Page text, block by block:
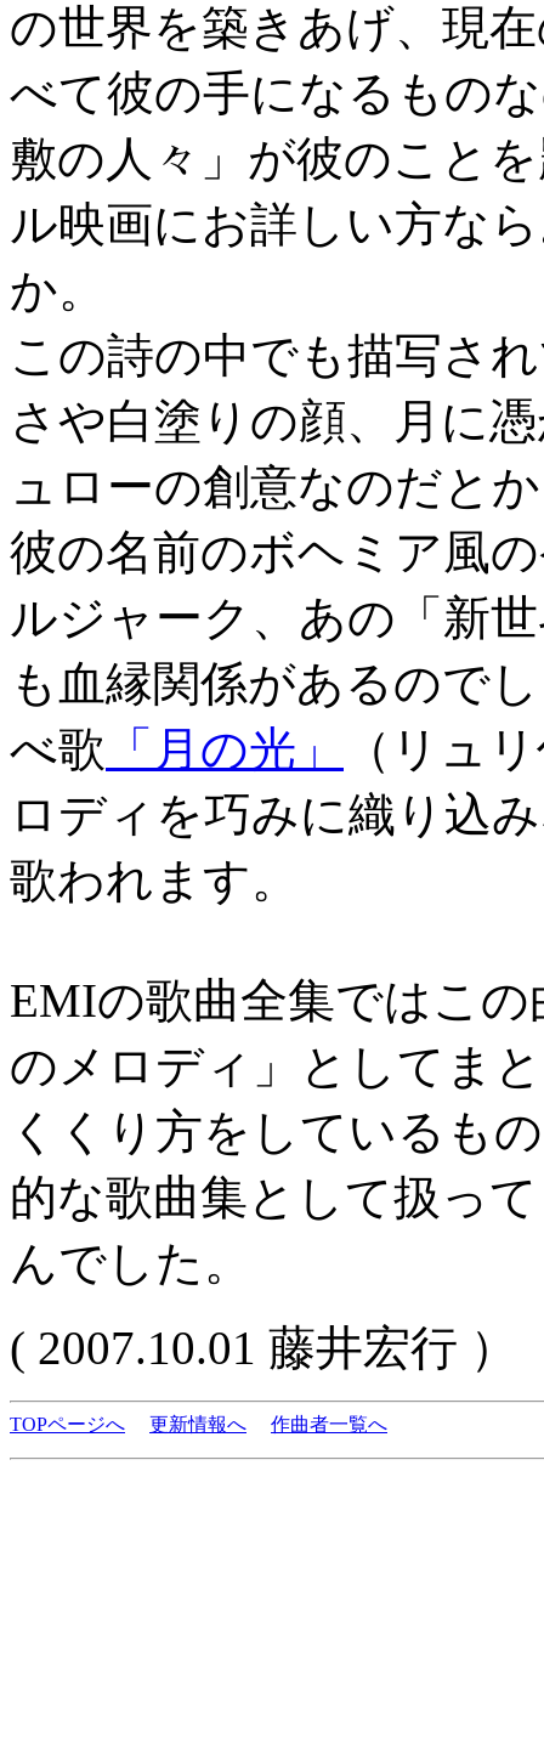
の世界を築きあげ、現
べて彼の手になるもの
敷の人々」が彼のこと
ル映画にお詳しい方な
か。
この詩の中でも描写さ
さや白塗りの顔、月に
ュローの創意なのだと
彼の名前のボヘミア風
ルジャーク、あの「新
も血縁関係があるので
べ歌 「月の光」
（リュ
ロディを巧みに織り込
歌われます。
EMIの歌曲全集ではこ
のメロディ」としてま
くくり方をしているも
的な歌曲集として扱っ
んでした。
( 2007.10.01 藤井宏行 ）
TOPページへ 更新情報へ 作曲者一覧へ